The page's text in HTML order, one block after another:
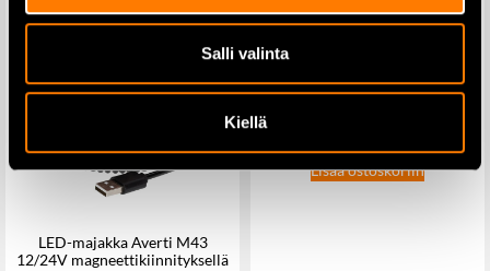
Salli valinta
Kiellä
LED-majakka Averti M43
12/24V magneettikiinnityksellä
Lisää ostoskoriin